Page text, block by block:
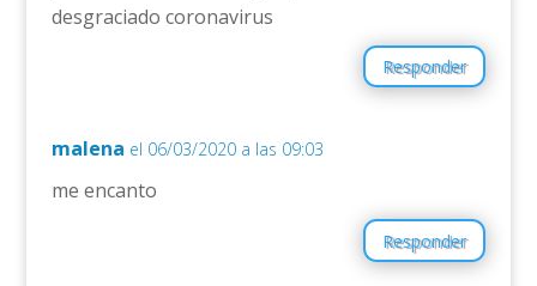
desgraciado coronavirus
Responder
malena el 06/03/2020 a las 09:03
me encanto
Responder